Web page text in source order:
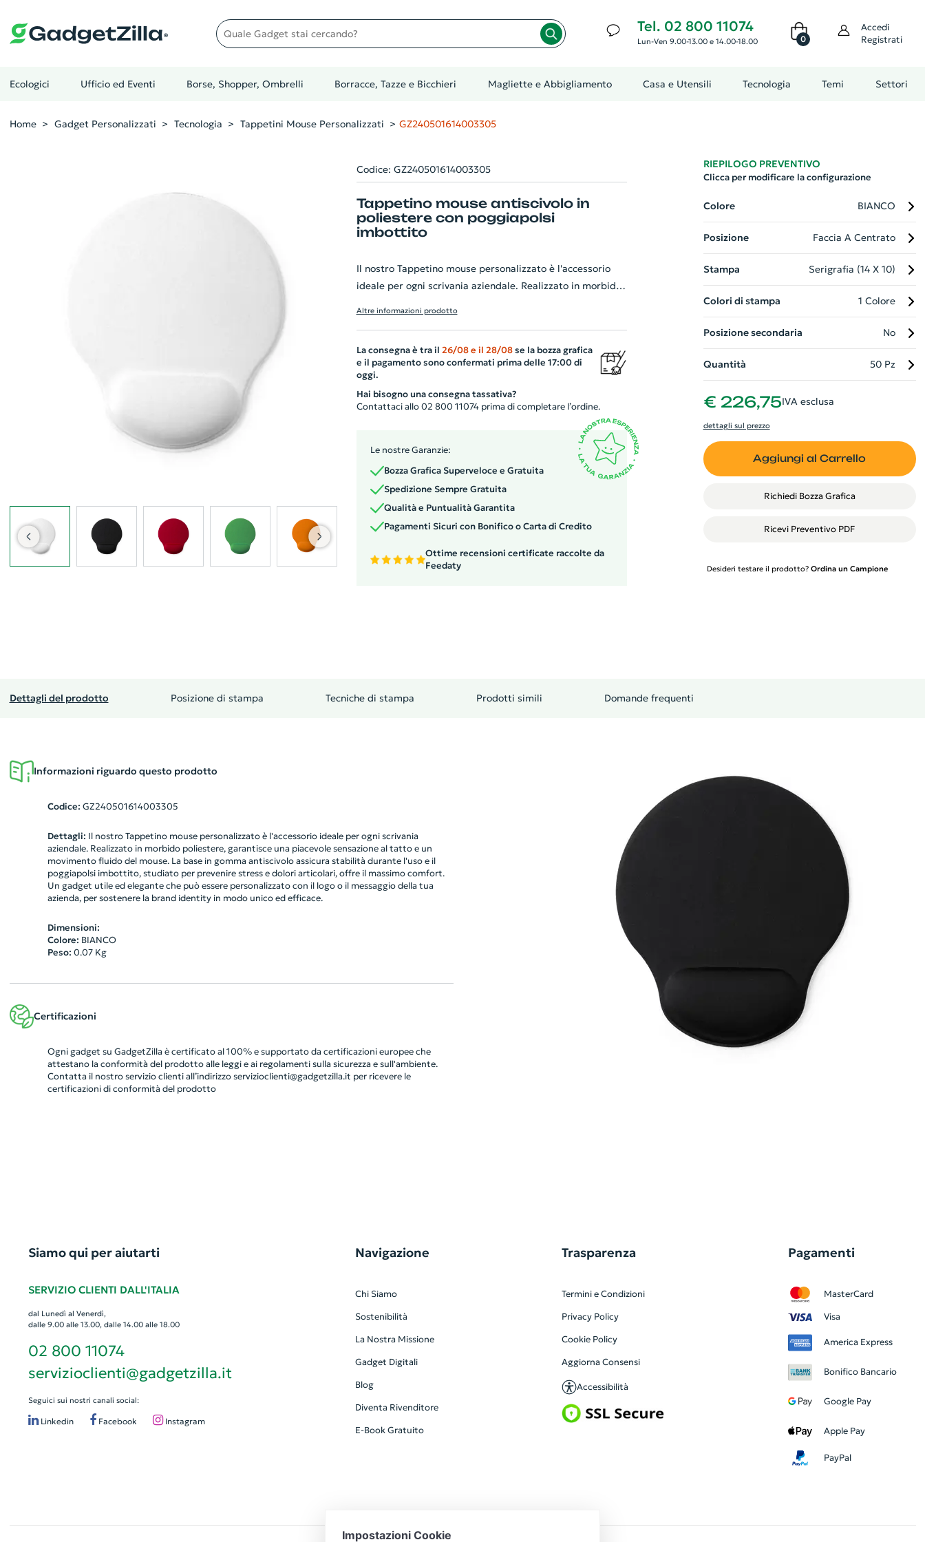
Quale gadget stai cercando? Tel. 02 800 11074
Lun-Ven 9.00-13.00 e 14.00-18.00 0
Accedi
Registrati
Ecologici Ufficio ed Eventi Borse, Shopper, Ombrelli Borracce, Tazze e Bicchieri Magliette e Abbigliamento Casa e Utensili Tecnologia Temi Settori
Home Gadget Personalizzati Tecnologia Tappetini Mouse Personalizzati GZ240501614003305
Codice: GZ240501614003305
Tappetino mouse antiscivolo in
poliestere con poggiapolsi
imbottito
Il nostro Tappetino mouse personalizzato è l'accessorio
ideale per ogni scrivania aziendale. Realizzato in morbido
imbottito, studiato per prevenire stress e dolori articolari,
offre il massimo comfort. Un gadget utile ed elegante che
può essere personalizzato con il logo o il messaggio della
tua azienda, per sostenere la brand identity in modo unico
Altre informazioni prodotto
La consegna è tra il 26/08 e il 28/08se la bozza grafica
e il pagamento sono confermati prima delle 17:00 di
oggi.
Hai bisogno una consegna tassativa?
Contattaci allo 02 800 11074 prima di completare l’ordine.
Le nostre Garanzie:
Bozza Grafica Superveloce e Gratuita
Spedizione Sempre Gratuita
Qualità e Puntualità Garantita
Pagamenti Sicuri con Bonifico o Carta di Credito
Ottime recensioni certificate raccolte da
Feedaty
RIEPILOGO PREVENTIVO
Clicca per modificare la configurazione
Colore BIANCO
Posizione Faccia A Centrato
Stampa Serigrafia (14 X 10)
Colori di stampa 1 Colore
Posizione secondaria No
Quantità 50 Pz
€ 226,75IVA esclusa
dettagli sul prezzo
Aggiungi al Carrello
Richiedi Bozza Grafica
Ricevi Preventivo PDF
Desideri testare il prodotto? Ordina un Campione
Dettagli del prodotto Posizione di stampa Tecniche di stampa Prodotti simili Domande frequenti
Informazioni riguardo questo prodotto
Codice: GZ240501614003305
Dettagli: Il nostro Tappetino mouse personalizzato è l'accessorio ideale per ogni scrivania
aziendale. Realizzato in morbido poliestere, garantisce una piacevole sensazione al tatto e un
movimento fluido del mouse. La base in gomma antiscivolo assicura stabilità durante l'uso e il
poggiapolsi imbottito, studiato per prevenire stress e dolori articolari, offre il massimo comfort.
Un gadget utile ed elegante che può essere personalizzato con il logo o il messaggio della tua
azienda, per sostenere la brand identity in modo unico ed efficace.
Dimensioni:
Colore: BIANCO
Peso: 0.07Kg
Certificazioni
Ogni gadget su GadgetZilla è certificato al 100% e supportato da certificazioni europee che
attestano la conformità del prodotto alle leggi e ai regolamenti sulla sicurezza e sull'ambiente.
Contatta il nostro servizio clienti all’indirizzo servizioclienti@gadgetzilla.it per ricevere le
certificazioni di conformità del prodotto
Siamo qui per aiutarti
SERVIZIO CLIENTI DALL'ITALIA
dal Lunedì al Venerdì,
dalle 9.00 alle 13.00, dalle 14.00 alle 18.00
02 800 11074
servizioclienti@gadgetzilla.it
Seguici sui nostri canali social:
Linkedin Facebook Instagram
Navigazione
Chi Siamo
Sostenibilità
La Nostra Missione
Gadget Digitali
Blog
Diventa Rivenditore
E-Book Gratuito
Trasparenza
Termini e Condizioni
Privacy Policy
Cookie Policy
Aggiorna Consensi
Accessibilità
Pagamenti
MasterCard
Visa
America Express
Bonifico Bancario
Google Pay
Apple Pay
PayPal